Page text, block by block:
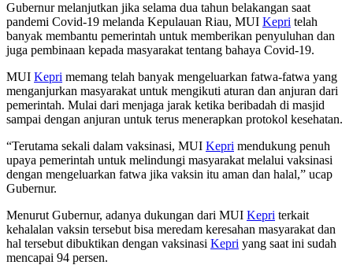
Gubernur melanjutkan jika selama dua tahun belakangan saat
pandemi Covid-19 melanda Kepulauan Riau, MUI Kepri telah
banyak membantu pemerintah untuk memberikan penyuluhan dan
juga pembinaan kepada masyarakat tentang bahaya Covid-19.
MUI Kepri memang telah banyak mengeluarkan fatwa-fatwa yang
menganjurkan masyarakat untuk mengikuti aturan dan anjuran dari
pemerintah. Mulai dari menjaga jarak ketika beribadah di masjid
sampai dengan anjuran untuk terus menerapkan protokol kesehatan.
“Terutama sekali dalam vaksinasi, MUI Kepri mendukung penuh
upaya pemerintah untuk melindungi masyarakat melalui vaksinasi
dengan mengeluarkan fatwa jika vaksin itu aman dan halal,” ucap
Gubernur.
Menurut Gubernur, adanya dukungan dari MUI Kepri terkait
kehalalan vaksin tersebut bisa meredam keresahan masyarakat dan
hal tersebut dibuktikan dengan vaksinasi Kepri yang saat ini sudah
mencapai 94 persen.